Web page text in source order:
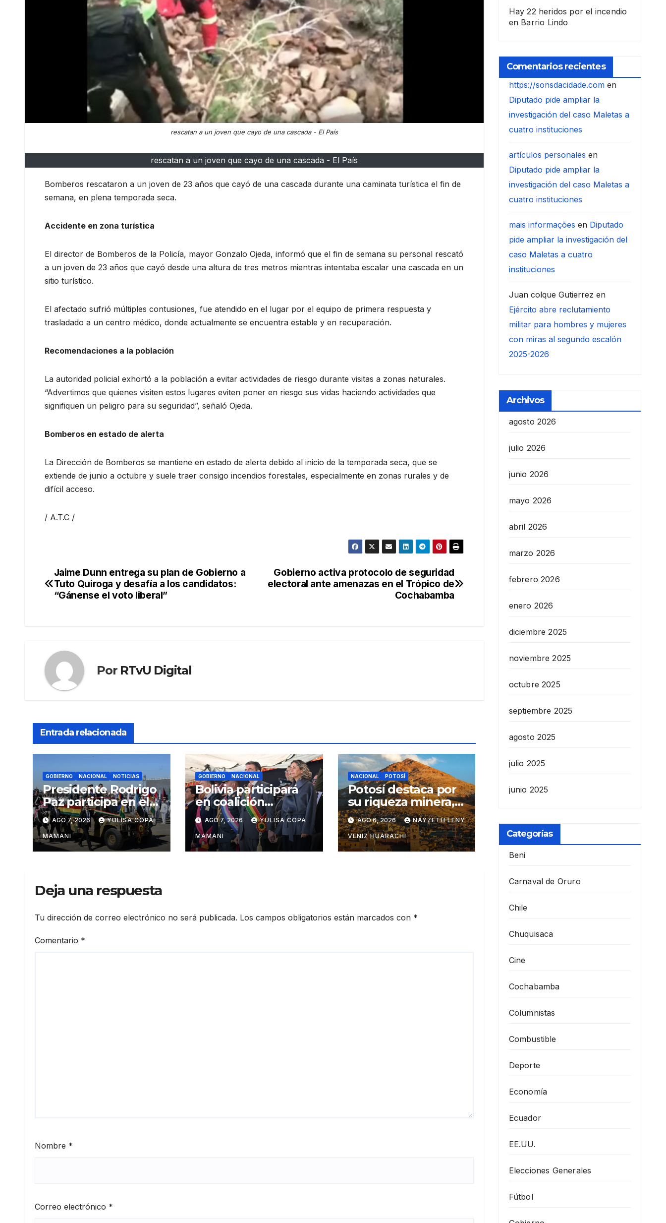
rescatan a un joven que cayo de una cascada - El País
rescatan a un joven que cayo de una cascada - El País
Bomberos rescataron a un joven de 23 años que cayó de una cascada durante una caminata turística el fin de
semana, en plena temporada seca.
Accidente en zona turística
El director de Bomberos de la Policía, mayor Gonzalo Ojeda, informó que el fin de semana su personal rescató
a un joven de 23 años que cayó desde una altura de tres metros mientras intentaba escalar una cascada en un
sitio turístico.
El afectado sufrió múltiples contusiones, fue atendido en el lugar por el equipo de primera respuesta y
trasladado a un centro médico, donde actualmente se encuentra estable y en recuperación.
Recomendaciones a la población
La autoridad policial exhortó a la población a evitar actividades de riesgo durante visitas a zonas naturales.
“Advertimos que quienes visiten estos lugares eviten poner en riesgo sus vidas haciendo actividades que
signifiquen un peligro para su seguridad”, señaló Ojeda.
Bomberos en estado de alerta
La Dirección de Bomberos se mantiene en estado de alerta debido al inicio de la temporada seca, que se
extiende de junio a octubre y suele traer consigo incendios forestales, especialmente en zonas rurales y de
difícil acceso.
/ A.T.C /
Navegación
de
Gobierno activa protocolo de seguridad
electoral ante amenazas en el Trópico de
Cochabamba
Jaime Dunn entrega su plan de Gobierno a
Tuto Quiroga y desafía a los candidatos:
“Gánense el voto liberal”
Por RTvU Digital
Entrada relacionada
GOBIERNO NACIONAL NOTICIAS
Presidente Rodrigo
Paz participa en el
aniversario de las
Fuerzas Armadas
AGO 7, 2026 YULISA COPA
MAMANI
GOBIERNO NACIONAL
Bolivia participará
en coalición
regional contra los
cárteles del
narcotráfico
AGO 7, 2026 YULISA COPA
MAMANI
NACIONAL POTOSÍ
Potosí destaca por
su riqueza minera,
turística y
productiva
AGO 6, 2026 NAYZETH LENY
VENIZ HUARACHI
Deja una respuesta
Tu dirección de correo electrónico no será publicada. Los campos obligatorios están marcados con *
Comentario *
Nombre *
Correo electrónico *
Hay 22 heridos por el incendio
en Barrio Lindo
Comentarios recientes
https://sonsdacidade.comen
Diputado pide ampliar la
investigación del caso Maletas a
cuatro instituciones
artículos personales en
Diputado pide ampliar la
investigación del caso Maletas a
cuatro instituciones
mais informações en Diputado
pide ampliar la investigación del
caso Maletas a cuatro
instituciones
Juan colque Gutierrez en
Ejército abre reclutamiento
militar para hombres y mujeres
con miras al segundo escalón
2025-2026
Archivos
agosto 2026
julio 2026
junio 2026
mayo 2026
abril 2026
marzo 2026
febrero 2026
enero 2026
diciembre 2025
noviembre 2025
octubre 2025
septiembre 2025
agosto 2025
julio 2025
junio 2025
Categorías
Beni
Carnaval de Oruro
Chile
Chuquisaca
Cine
Cochabamba
Columnistas
Combustible
Deporte
Economía
Ecuador
EE.UU.
Elecciones Generales
Fútbol